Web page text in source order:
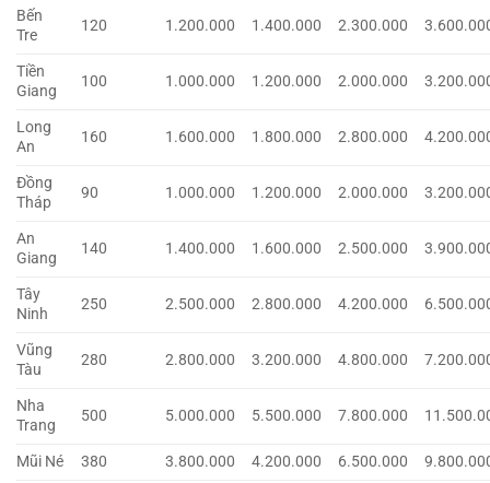
Bến
Tre
120 1.200.000 1.400.000 2.300.000
Tiền
Giang
100 1.000.000 1.200.000 2.000.000
Long
An
160 1.600.000 1.800.000 2.800.000
Đồng
Tháp
90 1.000.000 1.200.000 2.000.000
An
Giang
140 1.400.000 1.600.000 2.500.000
Tây
Ninh
250 2.500.000 2.800.000 4.200.000
Vũng
Tàu
280 2.800.000 3.200.000 4.800.000
Nha
Trang
500 5.000.000 5.500.000 7.800.000
Mũi Né 380 3.800.000 4.200.000 6.500.000